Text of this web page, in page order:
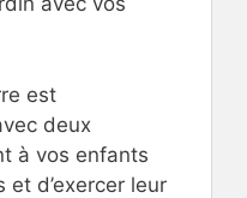
est
deux
à vos enfants
d’exercer leur